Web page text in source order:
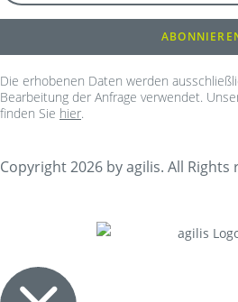
Die erhobenen Daten werden
Bearbeitung der Anfrage verwendet.
finden Sie hier.
Copyright 2026 by agilis. All Rights